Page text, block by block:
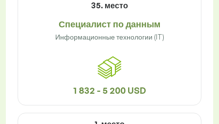
35. место
Специалист по данным
Информационные технологии (IT)
1 832 - 5 200 USD